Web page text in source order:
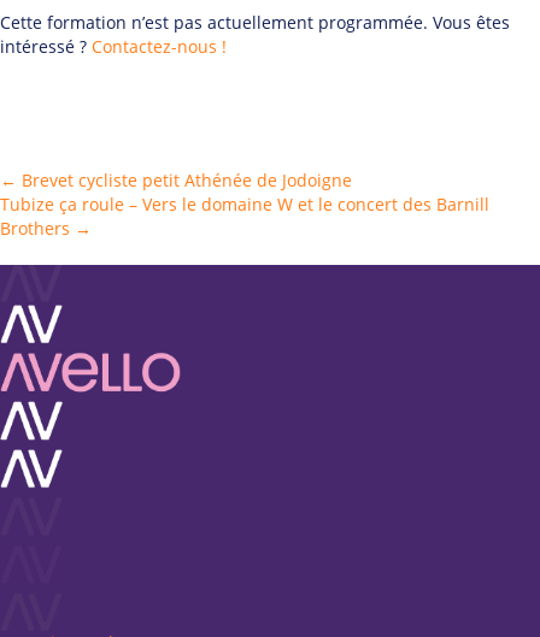
Cette formation n’est pas actuellement programmée. Vous êtes
intéressé ? Contactez-nous !
Posts
navigation
← Brevet cycliste petit Athénée de Jodoigne
Tubize ça roule – Vers le domaine W et le concert des Barnill
Brothers →